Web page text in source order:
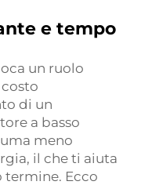
e tempo
un ruolo
di un
a basso
meno
il che ti aiuta
termine. Ecco